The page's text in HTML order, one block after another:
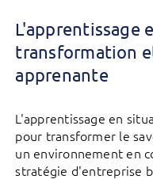
L'apprentissage
transformation
apprenante
L'apprentissage en
pour transformer le
un environnement en
stratégie d'entreprise